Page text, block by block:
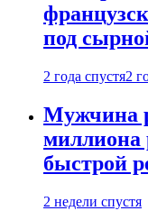
под
2 года спустя2
Мужчина
миллиона
быстрой
2 недели спустя